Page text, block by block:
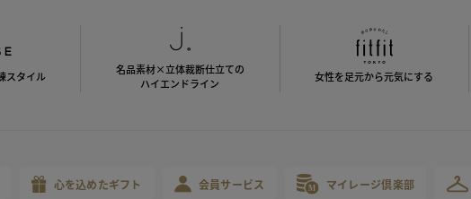
スタイル
名品素材×立体裁断仕立ての
ハイエンドライン
女性を足元から元気にする
心を込めたギフト 会員サービス マイレージ倶楽部